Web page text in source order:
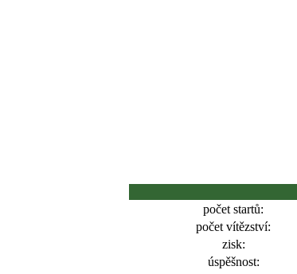
počet startů:
počet vítězství:
zisk:
úspěšnost: